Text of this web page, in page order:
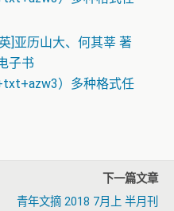
]亚历山大、何其莘 著
子书
）多种格式任
下一篇文章
青年文摘 2018 7月上 半月刊